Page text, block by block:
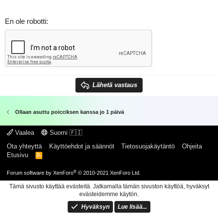
En ole robotti
Lähetä vastaus
Ollaan asuttu poicciksen kanssa jo 1 päivä
Vaalea
Suomi 🇫🇮
Ota yhteyttä
Käyttöehdot ja säännöt Tietosuojakäytäntö
Ohjeita
Etusivu
R
Forum software by XenForo® © 2010-2021 XenForo Ltd.
Tämä sivusto käyttää evästeitä. Jatkamalla tämän sivuston käyttöä, hyväksyt
evästeidemme käytön.
Hyväksyn
Lue lisää...